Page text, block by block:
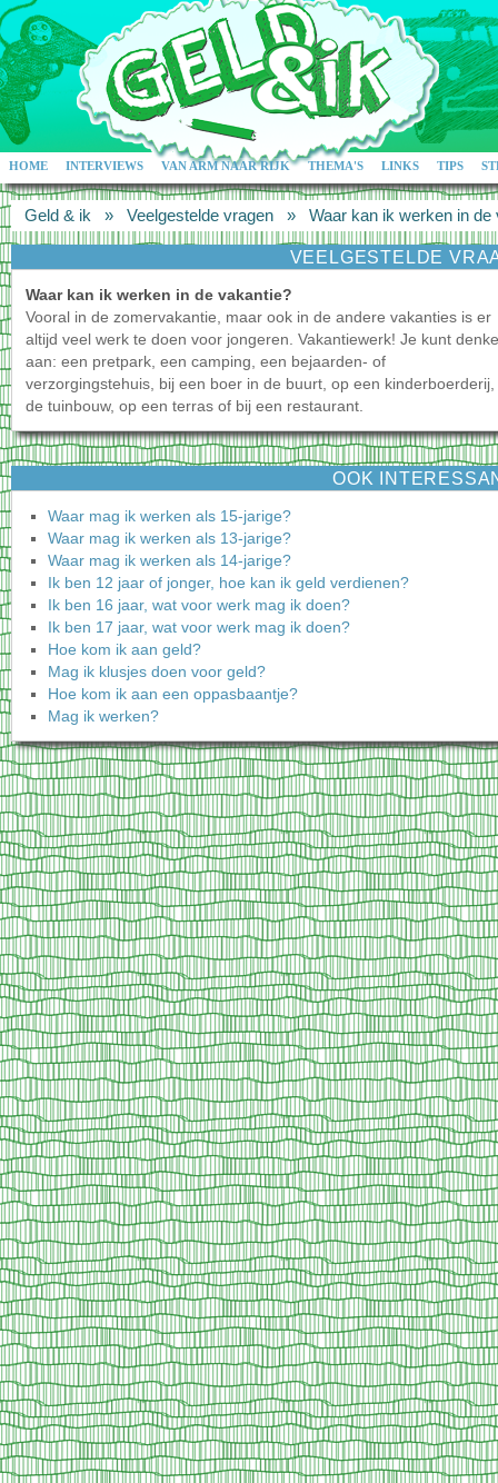
HOME INTERVIEWS VAN ARM NAAR RIJK THEMA'S LINKS TIPS
Geld & ik » Veelgestelde vragen » Waar kan ik werken in de
VEELGESTELDE
Waar kan ik werken in de vakantie?
Vooral in de zomervakantie, maar ook in de andere vakanties is er
altijd veel werk te doen voor jongeren. Vakantiewerk! Je kunt
aan: een pretpark, een camping, een bejaarden- of
verzorgingstehuis, bij een boer in de buurt, op een kinderboerderij,
de tuinbouw, op een terras of bij een restaurant.
OOK
Waar mag ik werken als 15-jarige?
Waar mag ik werken als 13-jarige?
Waar mag ik werken als 14-jarige?
Ik ben 12 jaar of jonger, hoe kan ik geld verdienen?
Ik ben 16 jaar, wat voor werk mag ik doen?
Ik ben 17 jaar, wat voor werk mag ik doen?
Hoe kom ik aan geld?
Mag ik klusjes doen voor geld?
Hoe kom ik aan een oppasbaantje?
Mag ik werken?